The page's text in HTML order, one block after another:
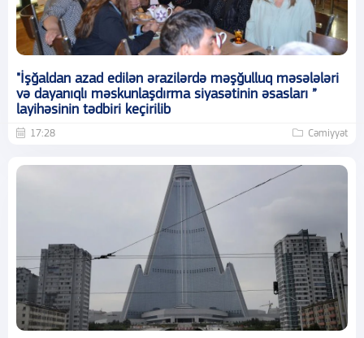
"İşğaldan azad edilən ərazilərdə məşğulluq məsələləri
və dayanıqlı məskunlaşdırma siyasətinin əsasları ”
layihəsinin tədbiri keçirilib
17:28 Cəmiyyət